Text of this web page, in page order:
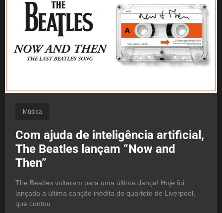
Música
Com ajuda de inteligência artificial,
The Beatles lançam “Now and
Then”
The Beatles voltaram para uma última dança! Hoje foi
lançada a última canção inédita do quarteto de Liverpool,
que contou